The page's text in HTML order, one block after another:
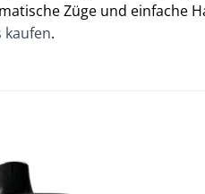
Züge und einfache
kaufen.